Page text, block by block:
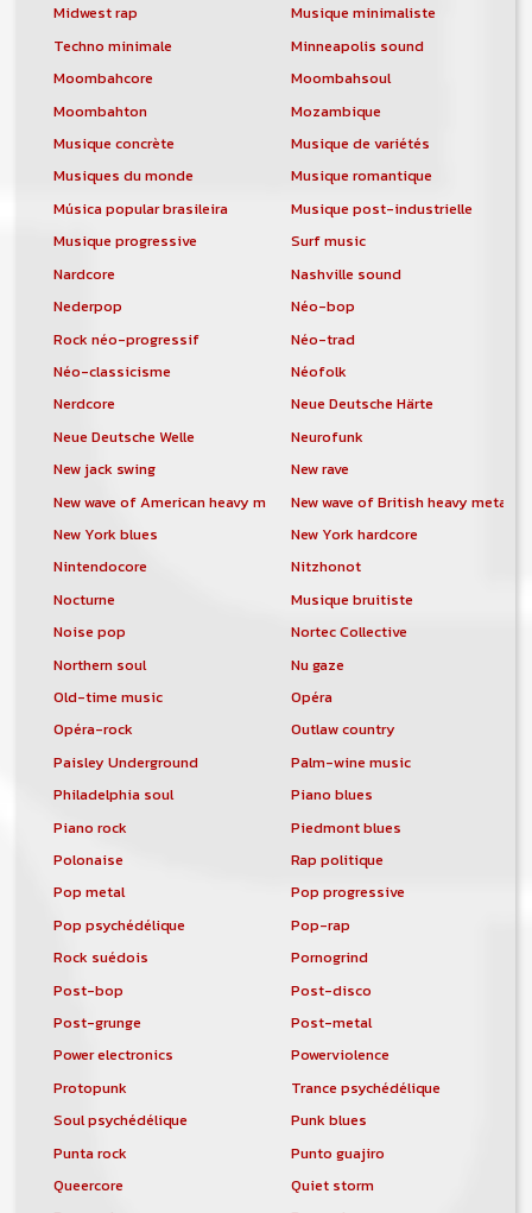
Midwest rap
Musique minimaliste
Techno minimale
Minneapolis sound
Moombahcore
Moombahsoul
Moombahton
Mozambique
Musique concrète
Musique de variétés
Musiques du monde
Musique romantique
Música popular brasileira
Musique post-industrielle
Musique progressive
Surf music
Nardcore
Nashville sound
Nederpop
Néo-bop
Rock néo-progressif
Néo-trad
Néo-classicisme
Néofolk
Nerdcore
Neue Deutsche Härte
Neue Deutsche Welle
Neurofunk
New jack swing
New rave
New wave of American heavy metalNew wave of British heavy metal
New York blues
New York hardcore
Nintendocore
Nitzhonot
Nocturne
Musique bruitiste
Noise pop
Nortec Collective
Northern soul
Nu gaze
Old-time music
Opéra
Opéra-rock
Outlaw country
Paisley Underground
Palm-wine music
Philadelphia soul
Piano blues
Piano rock
Piedmont blues
Polonaise
Rap politique
Pop metal
Pop progressive
Pop psychédélique
Pop-rap
Rock suédois
Pornogrind
Post-bop
Post-disco
Post-grunge
Post-metal
Power electronics
Powerviolence
Protopunk
Trance psychédélique
Soul psychédélique
Punk blues
Punta rock
Punto guajiro
Queercore
Quiet storm